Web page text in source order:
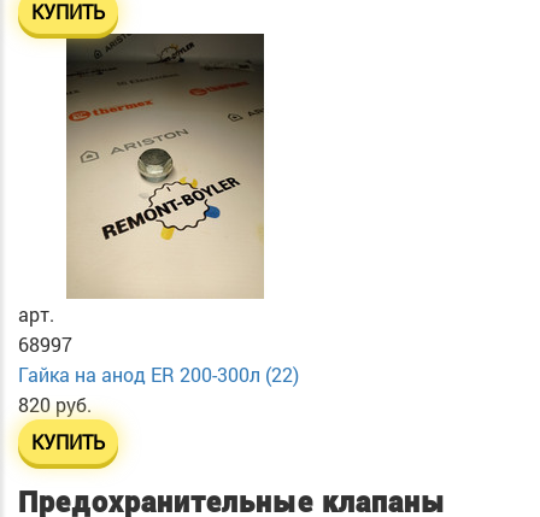
КУПИТЬ
арт.
68997
Гайка на анод ER 200-300л (22)
820 руб.
КУПИТЬ
Предохранительные клапаны